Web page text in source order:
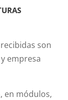
son
empresa
en módulos,